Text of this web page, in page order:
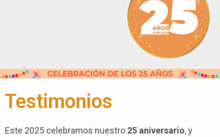
Testimonios
Este 2025 celebramos nuestro 25 aniversario, y